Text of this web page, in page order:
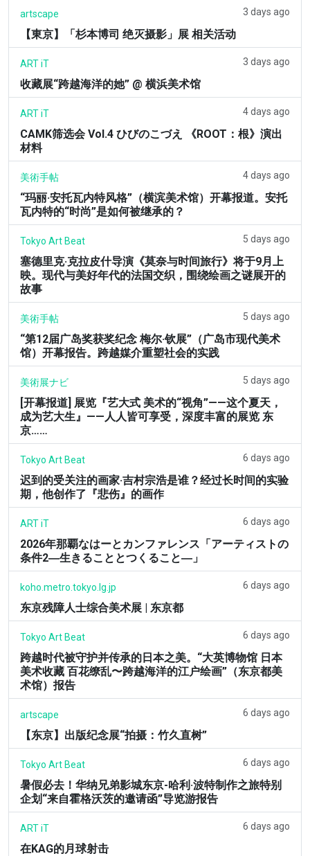
artscape 3 days ago
【東京】「杉本博司 绝灭摄影」展 相关活动
ART iT 3 days ago
收藏展“跨越海洋的她” @ 横浜美术馆
ART iT 4 days ago
CAMK筛选会 Vol.4 ひびのこづえ 《ROOT：根》演出
材料
美術手帖 4 days ago
“玛丽·安托瓦内特风格”（横滨美术馆）开幕报道。安托
瓦内特的“时尚”是如何被继承的？
Tokyo Art Beat 5 days ago
塞德里克·克拉皮什导演《莫奈与时间旅行》将于9月上
映。现代与美好年代的法国交织，围绕绘画之谜展开的
故事
美術手帖 5 days ago
“第12届广岛奖获奖纪念 梅尔·钦展”（广岛市现代美术
馆）开幕报告。跨越媒介重塑社会的实践
美術展ナビ 5 days ago
[开幕报道] 展览『艺大式 美术的“视角”——这个夏天，
成为艺大生』——人人皆可享受，深度丰富的展览 东
京……
Tokyo Art Beat 6 days ago
迟到的受关注的画家·吉村宗浩是谁？经过长时间的实验
期，他创作了『悲伤』的画作
ART iT 6 days ago
2026年那覇なはーとカンファレンス「アーティストの
条件2―生きることとつくること―」
koho.metro.tokyo.lg.jp 6 days ago
东京残障人士综合美术展 | 东京都
Tokyo Art Beat 6 days ago
跨越时代被守护并传承的日本之美。“大英博物馆 日本
美术收藏 百花缭乱〜跨越海洋的江户绘画”（东京都美
术馆）报告
artscape 6 days ago
【东京】出版纪念展“拍摄：竹久直树”
Tokyo Art Beat 6 days ago
暑假必去！华纳兄弟影城东京-哈利·波特制作之旅特别
企划“来自霍格沃茨的邀请函”导览游报告
ART iT 6 days ago
在KAG的月球射击